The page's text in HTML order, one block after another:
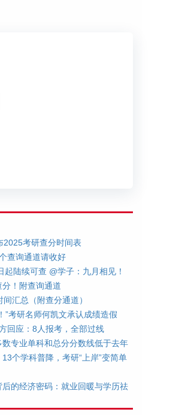
2025考研查分时间表
查询通道请收好
陆续可查 @学子：九月相见！
！附查询通道
汇总（附查分通道）
”考研名师何凯文承认成绩造假
回应：8人报考，全部过线
专业单科和总分分数线低于去年
个学科普降，考研“上岸”变简单
的经济密码：就业回暖与学历祛